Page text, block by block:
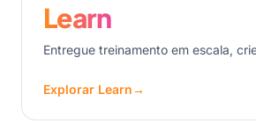
Learn
Entregue treinamento em escala,
Explorar Learn→